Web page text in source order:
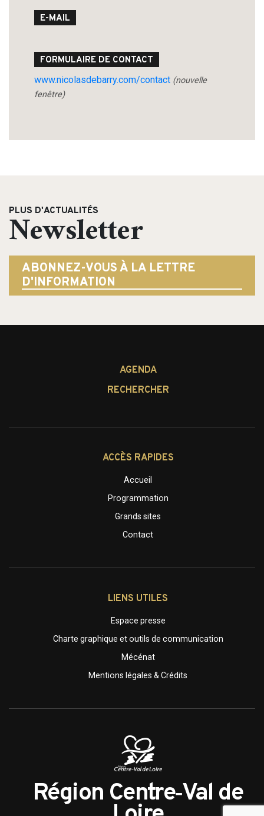
E-MAIL
FORMULAIRE DE CONTACT
www.nicolasdebarry.com/contact (nouvelle
fenêtre)
PLUS D'ACTUALITÉS
Newsletter
ABONNEZ-VOUS À LA LETTRE
D'INFORMATION
AGENDA
RECHERCHER
ACCÈS RAPIDES
Accueil
Programmation
Grands sites
Contact
LIENS UTILES
Espace presse
Charte graphique et outils de communication
Mécénat
Mentions légales & Crédits
Région Centre‑Val de